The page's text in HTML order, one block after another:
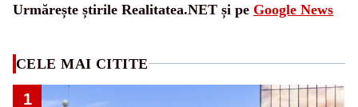
Urmărește știrile Realitatea.NET și pe Google News
CELE MAI CITITE
1